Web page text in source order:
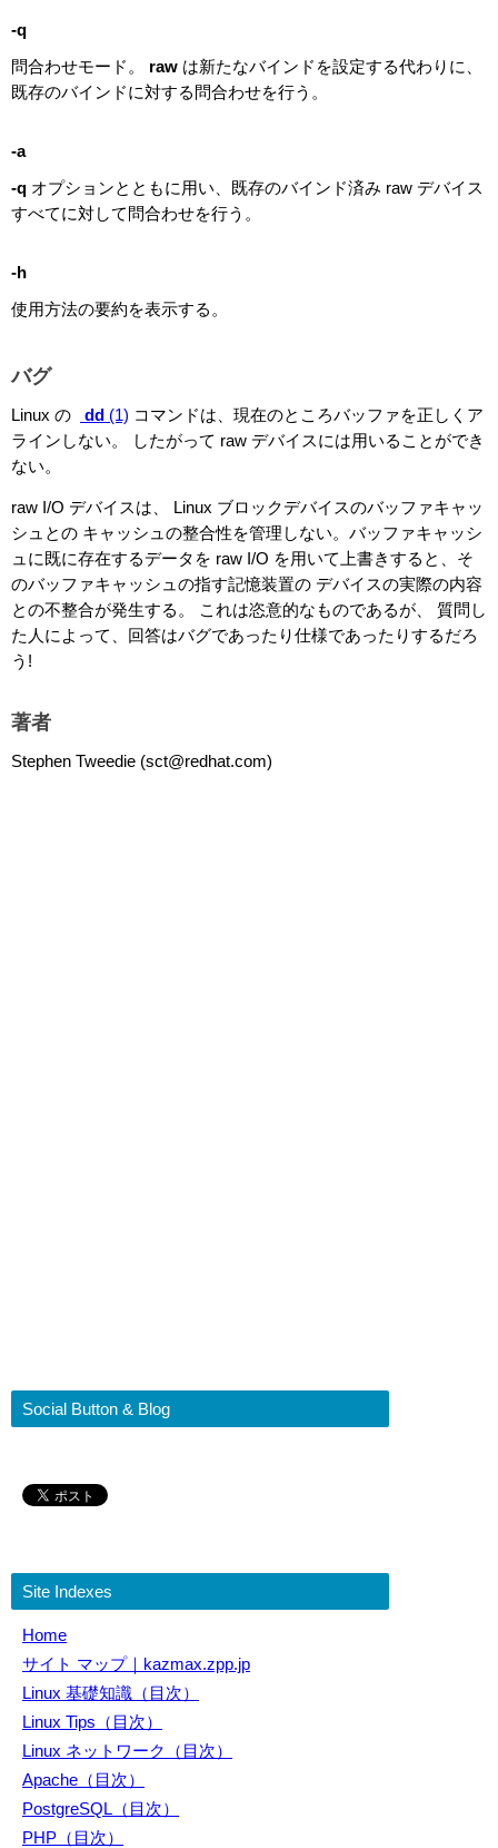
-q
問合わせモード。 raw は新たなバインドを設定する代わりに、
既存のバインドに対する問合わせを行う。
-a
-q オプションとともに用い、既存のバインド済み raw デバイス
すべてに対して問合わせを行う。
-h
使用方法の要約を表示する。
バグ
Linux の dd (1) コマンドは、現在のところバッファを正しくア
ラインしない。 したがって raw デバイスには用いることができ
ない。
raw I/O デバイスは、 Linux ブロックデバイスのバッファキャッ
シュとの キャッシュの整合性を管理しない。バッファキャッシ
ュに既に存在するデータを raw I/O を用いて上書きすると、そ
のバッファキャッシュの指す記憶装置の デバイスの実際の内容
との不整合が発生する。 これは恣意的なものであるが、 質問し
た人によって、回答はバグであったり仕様であったりするだろ
う!
著者
Stephen Tweedie (sct@redhat.com)
Social Button & Blog
Site Indexes
Home
サイト マップ｜kazmax.zpp.jp
Linux 基礎知識（目次）
Linux Tips（目次）
Linux ネットワーク（目次）
Apache（目次）
PostgreSQL（目次）
PHP（目次）